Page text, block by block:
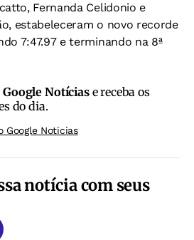
Fernanda Celidonio e
estabeleceram o novo recorde
7:47.97 e terminando na 8ª
Google Notíciase receba os
do dia.
Google Noticias
notícia com seus